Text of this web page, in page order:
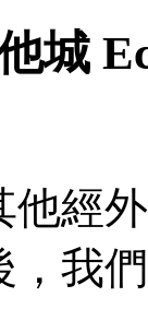
城
他經
，我